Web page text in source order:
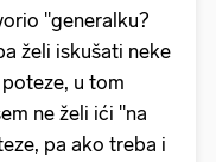
"generalku?
želi iskušati neke
u tom
ne želi ići "na
pa ako treba i